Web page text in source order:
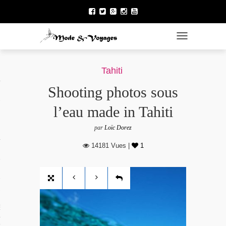
LA POLYNÉSIE
TOGGLE
Tahiti
Shooting photos sous
l’eau made in Tahiti
par Loïc Dorez
14181 Vues | 1